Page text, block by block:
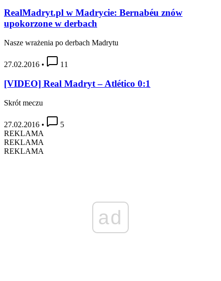
RealMadryt.pl w Madrycie: Bernabéu znów
upokorzone w derbach
Nasze wrażenia po derbach Madrytu
27.02.2016 • 11
[VIDEO] Real Madryt – Atlético 0:1
Skrót meczu
27.02.2016 •
5
REKLAMA
REKLAMA
REKLAMA
ad